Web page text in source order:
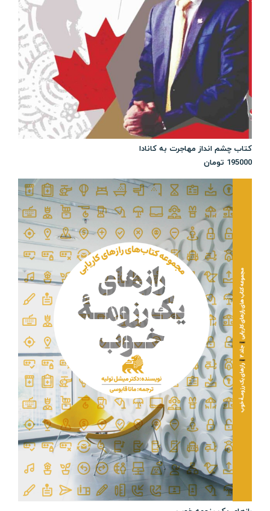
کتاب چشم انداز مهاجرت به کانادا
195000 تومان